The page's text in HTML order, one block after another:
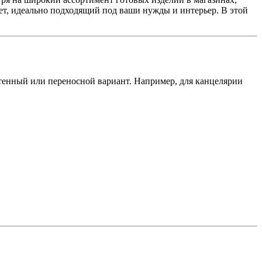
идеально подходящий под ваши нужды и интерьер. В этой
или переносной вариант. Например, для канцелярии